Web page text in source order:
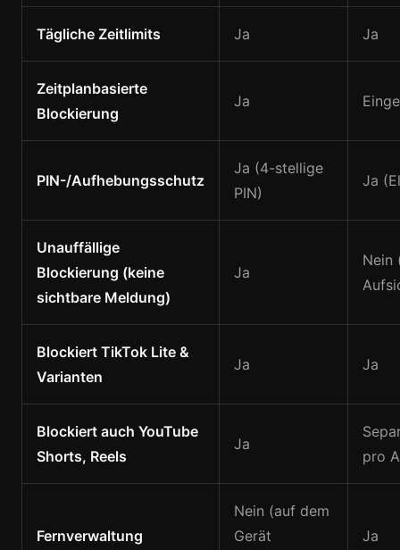
Tägliche Zeitlimits Ja Ja
Zeitplanbasierte
Blockierung
Ja
PIN-/Aufhebungsschutz
Ja (4-stellige
PIN)
Ja
Unauffällige
Blockierung (keine
sichtbare Meldung)
Ja
Nein
Blockiert TikTok Lite &
Varianten
Ja Ja
Blockiert auch YouTube
Shorts, Reels
Ja
pro
Fernverwaltung
Nein (auf dem
Gerät
Ja